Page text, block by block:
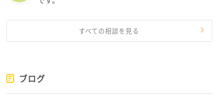
すべての相談を見る
ブログ